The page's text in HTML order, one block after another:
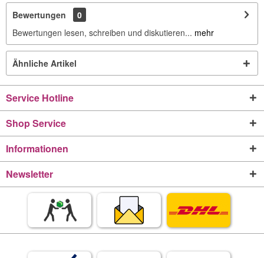
Bewertungen
0
Bewertungen lesen, schreiben und diskutieren... mehr
Ähnliche Artikel
Service Hotline
Shop Service
Informationen
Newsletter